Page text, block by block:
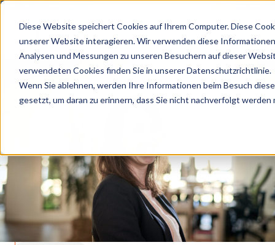
Diese Website speichert Cookies auf Ihrem Computer. Diese
unserer Website interagieren. Wir verwenden diese
Analysen und Messungen zu unseren Besuchern auf dieser
verwendeten Cookies finden Sie in unserer Datenschutzrichtlinie.
Wenn Sie ablehnen, werden Ihre Informationen beim Besuch
gesetzt, um daran zu erinnern, dass Sie nicht nachverfolgt werden
MIT STRUKTURIERTEN PRODUKTDATEN ZUM DIGITALEN